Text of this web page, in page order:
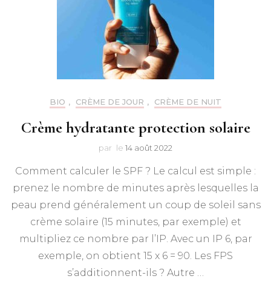
BIO , CRÈME DE JOUR , CRÈME DE NUIT
Crème hydratante protection solaire
par le 14 août 2022
Comment calculer le SPF ? Le calcul est simple :
prenez le nombre de minutes après lesquelles la
peau prend généralement un coup de soleil sans
crème solaire (15 minutes, par exemple) et
multipliez ce nombre par l’IP. Avec un IP 6, par
exemple, on obtient 15 x 6 = 90. Les FPS
s’additionnent-ils ? Autre …